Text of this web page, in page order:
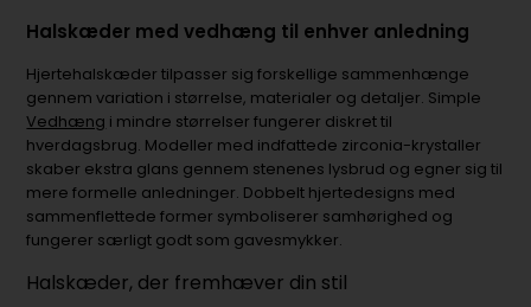
Halskæder med vedhæng til enhver anledning
Hjertehalskæder tilpasser sig forskellige sammenhænge
gennem variation i størrelse, materialer og detaljer. Simple
Vedhæng i mindre størrelser fungerer diskret til
hverdagsbrug. Modeller med indfattede zirconia-krystaller
skaber ekstra glans gennem stenenes lysbrud og egner sig til
mere formelle anledninger. Dobbelt hjertedesigns med
sammenflettede former symboliserer samhørighed og
fungerer særligt godt som gavesmykker.
Halskæder, der fremhæver din stil